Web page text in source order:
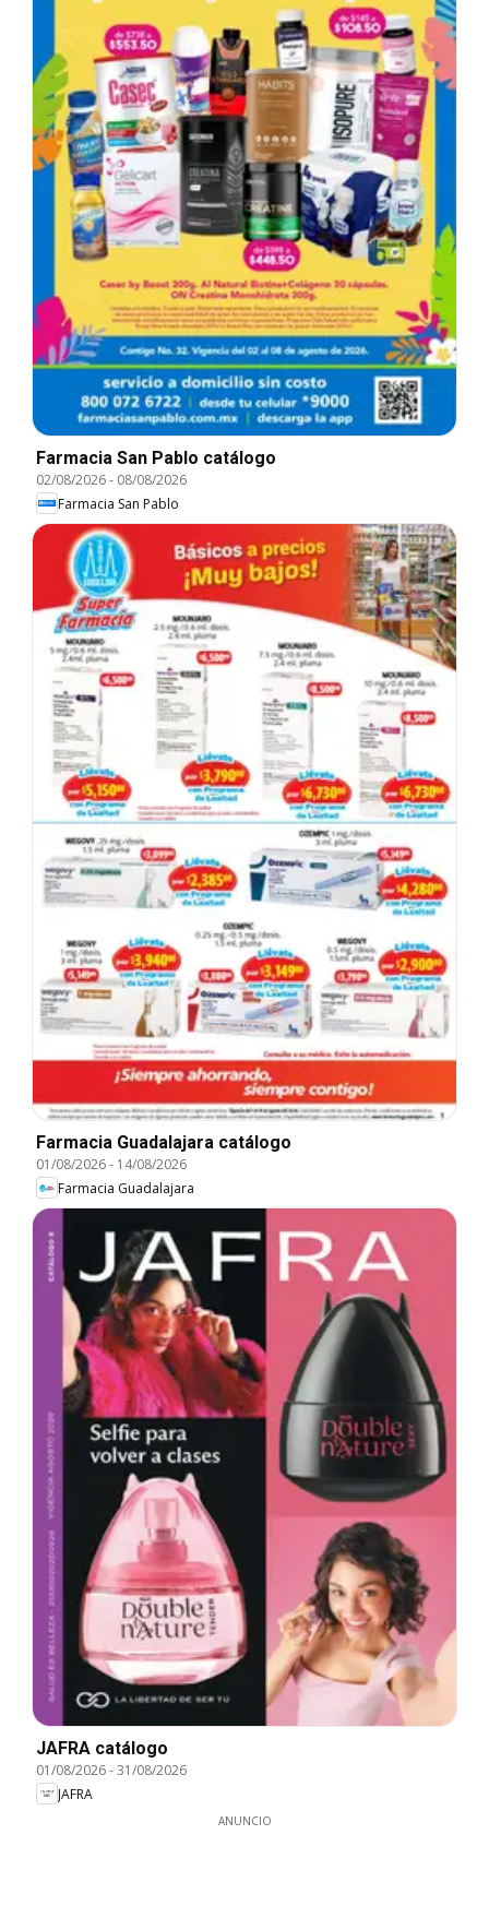
Farmacia San Pablo catálogo
02/08/2026- 08/08/2026
Farmacia San Pablo
Farmacia Guadalajara catálogo
01/08/2026- 14/08/2026
Farmacia Guadalajara
JAFRA catálogo
01/08/2026-31/08/2026
JAFRA
ANUNCIO